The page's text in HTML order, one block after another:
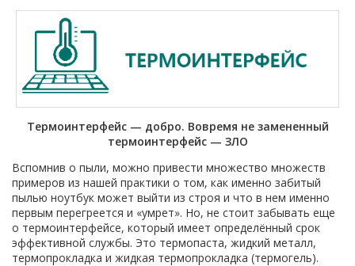
Термоинтерфейс — добро. Вовремя не замененный
термоинтерфейс — ЗЛО
Вспомнив о пыли, можно привести множество множеств
примеров из нашей практики о том, как именно забитый
пылью ноутбук может выйти из строя и что в нем именно
первым перегреется и «умрет». Но, не стоит забывать еще
о термоинтерфейсе, который имеет определённый срок
эффективной службы. Это термопаста, жидкий металл,
термопрокладка и жидкая термопрокладка (термогель).